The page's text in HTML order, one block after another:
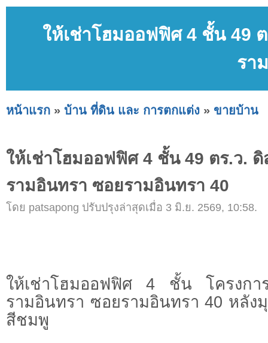
ให้เช่าโฮมออฟฟิศ 4 ชั้น 49
รา
หน้าแรก » บ้าน ที่ดิน และ การตกแต่ง » ขายบ้าน
ให้เช่าโฮมออฟฟิศ 4 ชั้น 49 ตร.ว. ดิ
รามอินทรา ซอยรามอินทรา 40
โดย patsapong ปรับปรุงล่าสุดเมื่อ 3 มิ.ย. 2569, 10:58.
ให้เช่าโฮมออฟฟิศ 4 ชั้น โครงก
รามอินทรา ซอยรามอินทรา 40 หลัง
สีชมพู